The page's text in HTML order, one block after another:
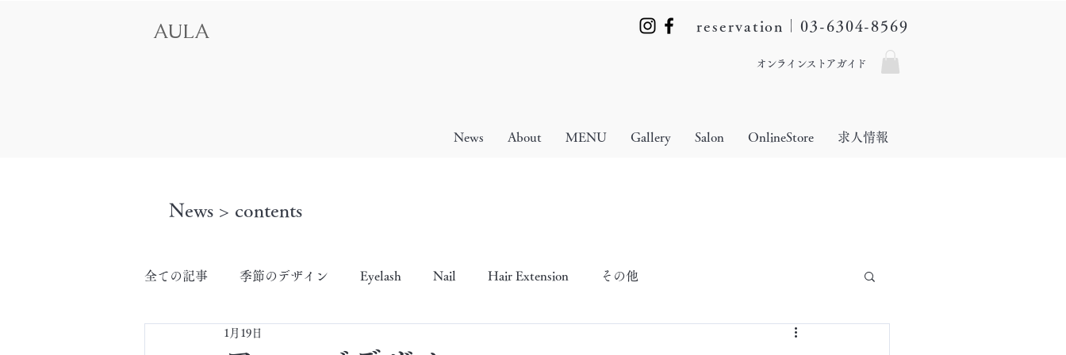
reservation｜03-6304-8569
AULA
オンラインストアガイド
News About MENU Gallery Salon OnlineStore 求人情報
News > contents
全ての記事 季節のデザイン Eyelash Nail Hair Extension その他
1月19日